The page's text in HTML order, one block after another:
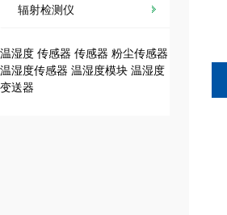
辐射检测仪
温湿度 传感器 传感器 粉尘传感器
温湿度传感器 温湿度模块 温湿度
变送器